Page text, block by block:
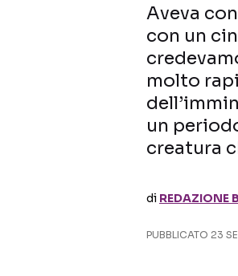
Aveva
con un
molto
un
creatura
di REDAZIONE
PUBBLICATO 23